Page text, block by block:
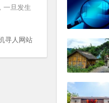
一旦发生
寻人网站